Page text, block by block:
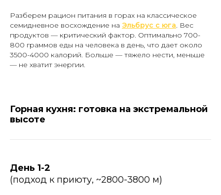
Разберем рацион питания в горах на классическое
семидневное восхождение на Эльбрус с юга. Вес
продуктов — критический фактор. Оптимально 700-
800 граммов еды на человека в день, что дает около
3500-4000 калорий. Больше — тяжело нести, меньше
— не хватит энергии.
Горная кухня: готовка на экстремальной
высоте
День 1-2
(подход к приюту, ~2800-3800 м)